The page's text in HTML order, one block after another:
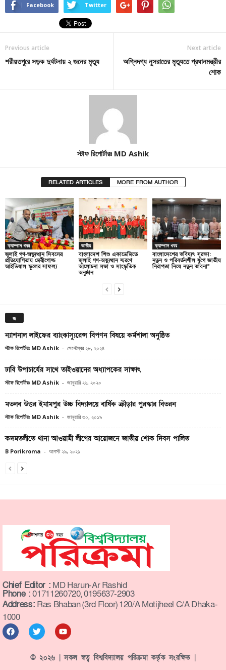
Facebook Twitter
Previous article
শরীয়তপুরে সড়ক দুর্ঘটনায় ২ জনের মৃত্যু
Next article
অগ্নিদগ্ধ নুসরাতের মৃত্যুতে প্রধানমন্ত্রীর
শোক
স্টাফ রিপোর্টারঃ MD Ashik
RELATED ARTICLES MORE FROM AUTHOR
ক্যাম্পাস খবর
জুলাই গণ-অভ্যুত্থান দিবসের
প্রতিযোগিতায় মেরীগোল্ড
আইডিয়াল স্কুলের সাফল্য
জাতীয়
বাংলাদেশ শিশু একাডেমিতে
জুলাই গণ-অভ্যুত্থান স্মরণে
আলোচনা সভা ও সাংস্কৃতিক
অনুষ্ঠান
ক্যাম্পাস খবর
বাংলাদেশের ভবিষ্যৎ সুরক্ষা:
নতুন ও পরিবর্তনশীল যুগে জাতীয়
নিরাপত্তা নিয়ে নতুন ভাবনা”
জ
ন্যাশনাল লাইফের ব্যাংকাস্যুরেন্স বিপণন বিষয়ে কর্মশালা অনুষ্ঠিত
স্টাফ রিপোর্টারঃ MD Ashik - সেপ্টেম্বর ২৮, ২০২৪
ঢাবি উপাচার্যের সাথে তাইওয়ানের অধ্যাপকের সাক্ষাৎ
স্টাফ রিপোর্টারঃ MD Ashik - জানুয়ারি ২৬, ২০২০
মতলব উত্তর ইমামপুর উচ্চ বিদ্যালয়ে বার্ষিক ক্রীড়ার পুরস্কার বিতরন
স্টাফ রিপোর্টারঃ MD Ashik - জানুয়ারি ৩০, ২০১৯
কদমতলীতে থানা আওয়ামী লীগের আয়োজনে জাতীয় শোক দিবস পালিত
B Porikroma - আগস্ট ২৯, ২০২১
Chief Editor : MD Harun-Ar Rashid
Phone :01711260720, 0195637-2903
Address: Ras Bhaban (3rd Floor) 120/A Motijheel C/A Dhaka-
1000
© ২০২৬ | সকল স্বত্ব বিশ্ববিদ্যালয় পরিক্রমা কর্তৃক সংরক্ষিত |